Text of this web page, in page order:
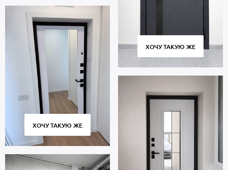
ХОЧУ ТАКУЮ ЖЕ
ХОЧУ ТАКУЮ ЖЕ